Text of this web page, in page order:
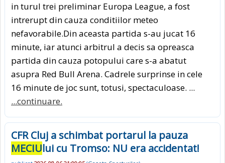
in turul trei preliminar Europa League, a fost
intrerupt din cauza conditiilor meteo
nefavorabile.Din aceasta partida s-au jucat 16
minute, iar atunci arbitrul a decis sa opreasca
partida din cauza potopului care s-a abatut
asupra Red Bull Arena. Cadrele surprinse in cele
16 minute de joc sunt, totusi, spectaculoase. ...
...continuare.
CFR Cluj a schimbat portarul la pauza
MECIUlui cu Tromso: NU era accidentat!